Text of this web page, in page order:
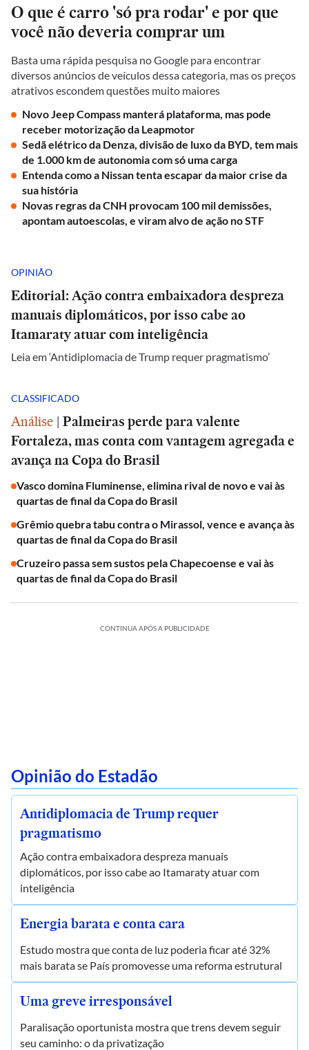
O que é carro 'só pra rodar' e por que
você não deveria comprar um
Basta uma rápida pesquisa no Google para encontrar
diversos anúncios de veículos dessa categoria, mas os preços
atrativos escondem questões muito maiores
Novo Jeep Compass manterá plataforma, mas pode
receber motorização da Leapmotor
Sedã elétrico da Denza, divisão de luxo da BYD, tem mais
de 1.000 km de autonomia com só uma carga
Entenda como a Nissan tenta escapar da maior crise da
sua história
Novas regras da CNH provocam 100 mil demissões,
apontam autoescolas, e viram alvo de ação no STF
OPINIÃO
Editorial: Ação contra embaixadora despreza
manuais diplomáticos, por isso cabe ao
Itamaraty atuar com inteligência
Leia em ‘Antidiplomacia de Trump requer pragmatismo’
CLASSIFICADO
Análise | Palmeiras perde para valente
Fortaleza, mas conta com vantagem agregada e
avança na Copa do Brasil
Vasco domina Fluminense, elimina rival de novo e vai às
quartas de final da Copa do Brasil
Grêmio quebra tabu contra o Mirassol, vence e avança às
quartas de final da Copa do Brasil
Cruzeiro passa sem sustos pela Chapecoense e vai às
quartas de final da Copa do Brasil
CONTINUA APÓS A PUBLICIDADE
Opinião do Estadão
Antidiplomacia de Trump requer
pragmatismo
Ação contra embaixadora despreza manuais
diplomáticos, por isso cabe ao Itamaraty atuar com
inteligência
Energia barata e conta cara
Estudo mostra que conta de luz poderia ficar até 32%
mais barata se País promovesse uma reforma estrutural
Uma greve irresponsável
Paralisação oportunista mostra que trens devem seguir
seu caminho: o da privatização